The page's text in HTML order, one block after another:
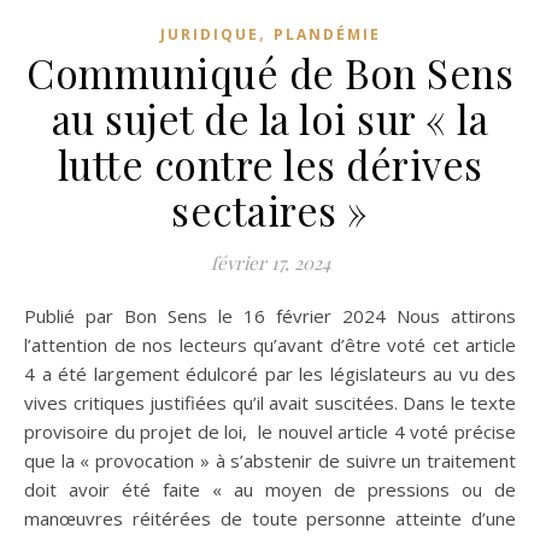
JURIDIQUE , PLANDÉMIE
Communiqué de Bon Sens
au sujet de la loi sur « la
lutte contre les dérives
sectaires »
février 17, 2024
Publié par Bon Sens le 16 février 2024 Nous attirons
l’attention de nos lecteurs qu’avant d’être voté cet article
4 a été largement édulcoré par les législateurs au vu des
vives critiques justifiées qu’il avait suscitées. Dans le texte
provisoire du projet de loi, le nouvel article 4 voté précise
que la « provocation » à s’abstenir de suivre un traitement
doit avoir été faite « au moyen de pressions ou de
manœuvres réitérées de toute personne atteinte d’une